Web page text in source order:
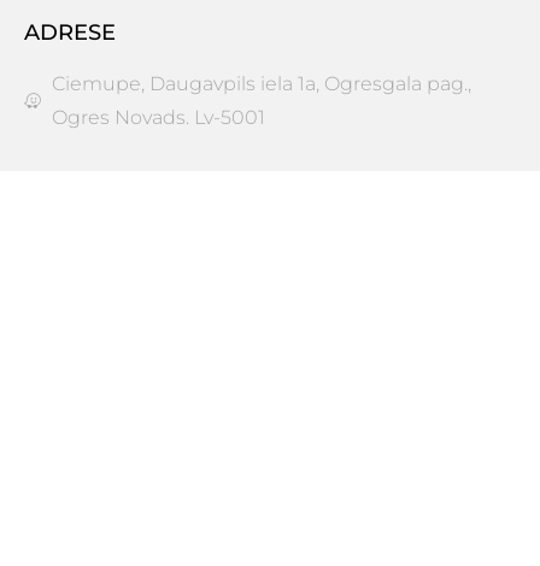
ADRESE
Ciemupe, Daugavpils iela 1a, Ogresgala pag.,
Ogres Novads. Lv-5001